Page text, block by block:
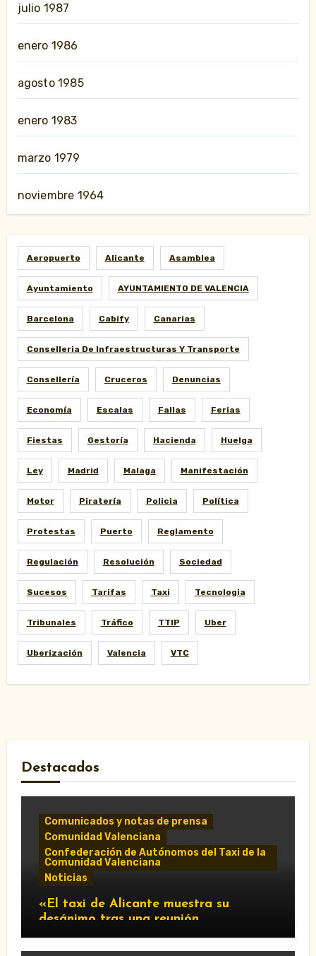
julio 1987
enero 1986
agosto 1985
enero 1983
marzo 1979
noviembre 1964
Aeropuerto Alicante Asamblea
Ayuntamiento AYUNTAMIENTO DE VALENCIA
Barcelona Cabify Canarias
Conselleria De Infraestructuras Y Transporte
Consellería Cruceros Denuncias
Economía Escalas Fallas Ferias
Fiestas Gestoría Hacienda Huelga
Ley Madrid Malaga Manifestación
Motor Piratería Policia Política
Protestas Puerto Reglamento
Regulación Resolución Sociedad
Sucesos Tarifas Taxi Tecnologia
Tribunales Tráfico TTIP Uber
Uberización Valencia VTC
Destacados
Comunicados y notas de prensa
Comunidad Valenciana
Confederación de Autónomos del Taxi de la
Comunidad Valenciana
Noticias
«El taxi de Alicante muestra su
desánimo tras una reunión
Decreto Ley 5/2026»